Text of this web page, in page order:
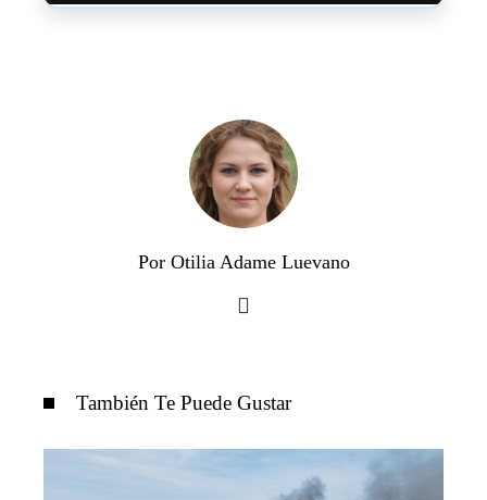
Por Otilia Adame Luevano
También Te Puede Gustar